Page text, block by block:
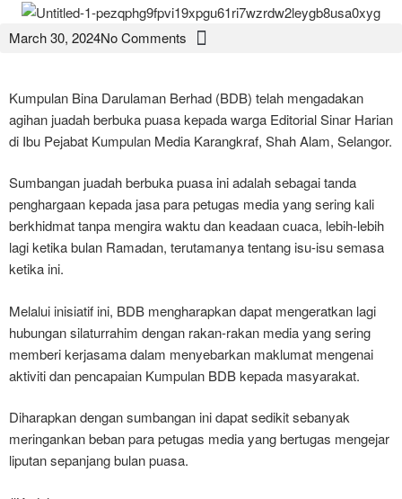
March 30, 2024No Comments
Kumpulan Bina Darulaman Berhad (BDB) telah mengadakan
agihan juadah berbuka puasa kepada warga Editorial Sinar Harian
di Ibu Pejabat Kumpulan Media Karangkraf, Shah Alam, Selangor.
Sumbangan juadah berbuka puasa ini adalah sebagai tanda
penghargaan kepada jasa para petugas media yang sering kali
berkhidmat tanpa mengira waktu dan keadaan cuaca, lebih-lebih
lagi ketika bulan Ramadan, terutamanya tentang isu-isu semasa
ketika ini.
Melalui inisiatif ini, BDB mengharapkan dapat mengeratkan lagi
hubungan silaturrahim dengan rakan-rakan media yang sering
memberi kerjasama dalam menyebarkan maklumat mengenai
aktiviti dan pencapaian Kumpulan BDB kepada masyarakat.
Diharapkan dengan sumbangan ini dapat sedikit sebanyak
meringankan beban para petugas media yang bertugas mengejar
liputan sepanjang bulan puasa.